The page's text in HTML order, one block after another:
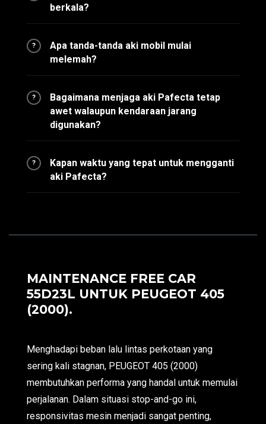
berkala?
?
Apa tanda-tanda aki mobil mulai
melemah?
?
Bagaimana menjaga aki Pafecta tetap
awet walaupun kendaraan jarang
digunakan?
?
Kapan waktu yang tepat untuk mengganti
aki Pafecta?
MAINTENANCE FREE CAR
55D23L UNTUK PEUGEOT 405
(2000).
Menghadapi beban lalu lintas perkotaan yang
sering kali stagnan, PEUGEOT 405 (2000)
membutuhkan performa yang handal untuk memulai
perjalanan. Dalam situasi stop-and-go ini,
responsivitas mesin menjadi sangat penting,